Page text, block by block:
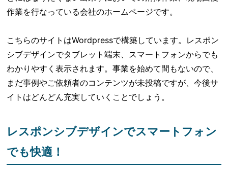
作業を行なっている会社のホームページです。
こちらのサイトはWordpressで構築しています。レスポン
シブデザインでタブレット端末、スマートフォンからでも
わかりやすく表示されます。事業を始めて間もないので、
まだ事例やご依頼者のコンテンツが未投稿ですが、今後サ
イトはどんどん充実していくことでしょう。
レスポンシブデザインでスマートフォン
でも快適！